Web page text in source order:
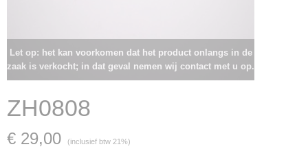
Let op: het kan voorkomen dat het product onlangs in de
zaak is verkocht; in dat geval nemen wij contact met u op.
ZH0808
€ 29,00 (inclusief btw 21%)